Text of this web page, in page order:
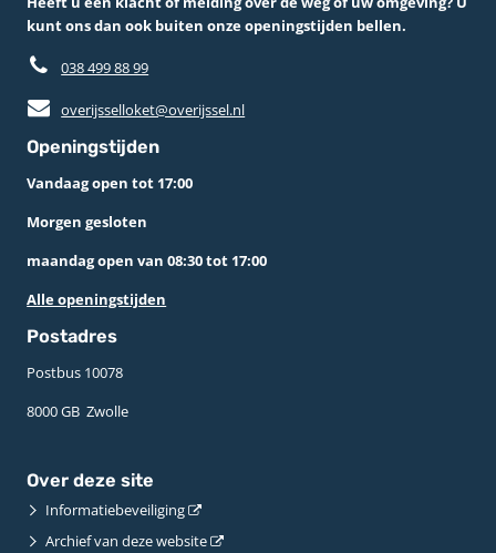
kunt ons dan ook buiten onze openingstijden bellen.
038 499 88 99
overijsselloket@overijssel.nl
Openingstijden
Vandaag open tot 17:00
Morgen gesloten
maandag open van 08:30 tot 17:00
Alle openingstijden
Postadres
Postbus 10078 ­
8000 GB ­ Zwolle
Over deze site
Informatiebeveiliging
Archief van deze website